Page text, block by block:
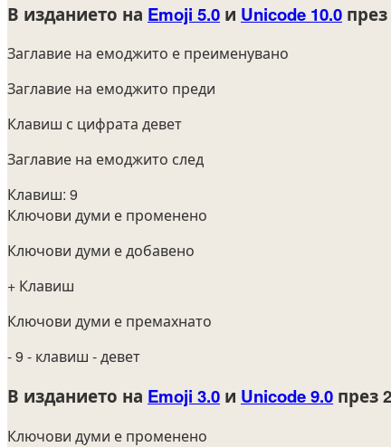
В изданието на Emoji 5.0 и Unicode 10.0 през
Заглавие на емоджито е преименувано
Заглавие на емоджито преди
Клавиш с цифрата девет
Заглавие на емоджито след
Клавиш: 9
Ключови думи е променено
Ключови думи е добавено
+ Клавиш
Ключови думи е премахнато
- 9 - клавиш - девет
В изданието на Emoji 3.0 и Unicode 9.0 през
Ключови думи е променено